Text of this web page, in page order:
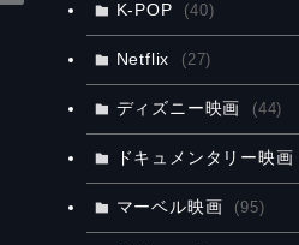
K-POP (40)
Netflix (27)
ディズニー映画 (44)
ドキュメンタリー映画
マーベル映画 (95)